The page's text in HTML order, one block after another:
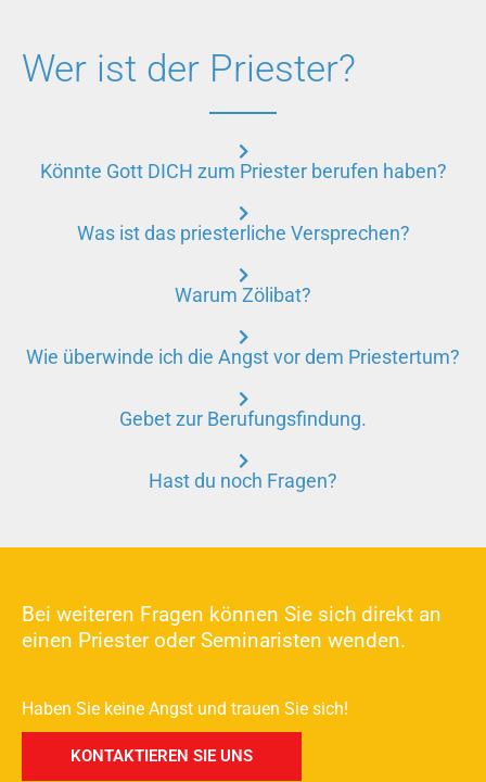
des
des
Lehrganges
Bildungsweg
Wer ist der Priester?
Könnte Gott DICH zum Priester berufen haben?
Was ist das priesterliche Versprechen?
Warum Zölibat?
Wie überwinde ich die Angst vor dem Priestertum?
Gebet zur Berufungsfindung.
Hast du noch Fragen?
Bei weiteren Fragen können Sie sich direkt an
einen Priester oder Seminaristen wenden.
Haben Sie keine Angst und trauen Sie sich!
KONTAKTIEREN SIE UNS